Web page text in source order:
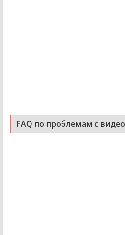
FAQ по проблемам с видео